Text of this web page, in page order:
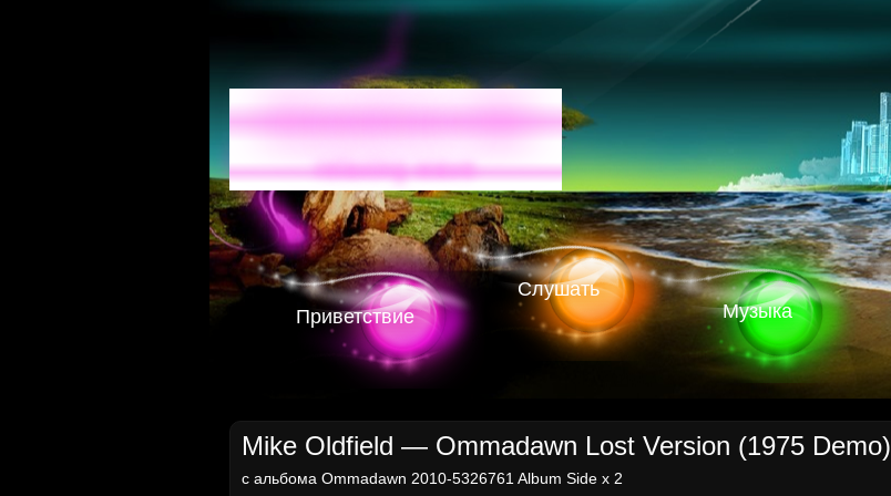
Radio-M
relaxing wave
Приветствие
Слушать
Музыка
Mike Oldfield — Ommadawn Lost Version (1975 Demo)
с альбома Ommadawn 2010-5326761 Album Side x 2